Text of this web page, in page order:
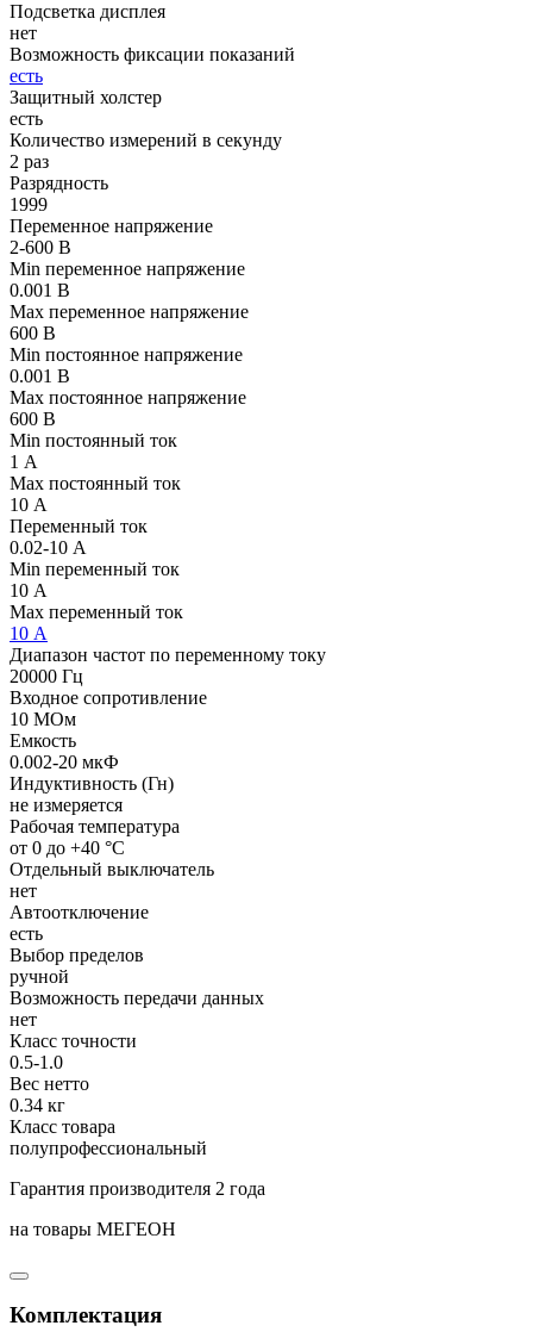
Подсветка дисплея
нет
Возможность фиксации показаний
есть
Защитный холстер
есть
Количество измерений в секунду
2 раз
Разрядность
1999
Переменное напряжение
2-600 В
Min переменное напряжение
0.001 В
Max переменное напряжение
600 В
Min постоянное напряжение
0.001 В
Max постоянное напряжение
600 В
Min постоянный ток
1 А
Max постоянный ток
10 А
Переменный ток
0.02-10 А
Min переменный ток
10 А
Max переменный ток
10 А
Диапазон частот по переменному току
20000 Гц
Входное сопротивление
10 МОм
Емкость
0.002-20 мкФ
Индуктивность (Гн)
не измеряется
Рабочая температура
от 0 до +40 °С
Отдельный выключатель
нет
Автоотключение
есть
Выбор пределов
ручной
Возможность передачи данных
нет
Класс точности
0.5-1.0
Вес нетто
0.34 кг
Класс товара
полупрофессиональный
Гарантия производителя 2 года
на товары МЕГЕОН
Комплектация